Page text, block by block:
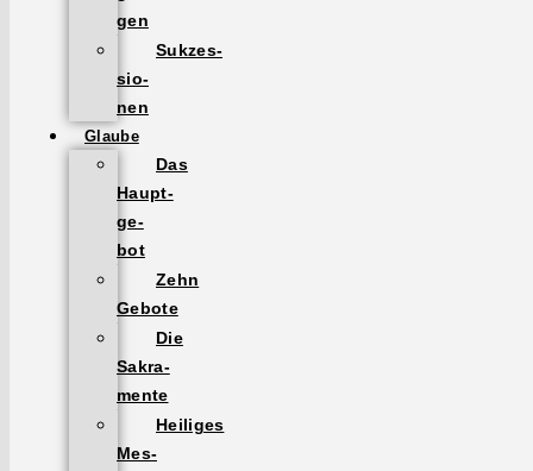
gen
Sukzes­
sio­
nen
Glaube
Das
Haupt­
ge­
bot
Zehn
Gebote
Die
Sakra­
mente
Heiliges
Mes­